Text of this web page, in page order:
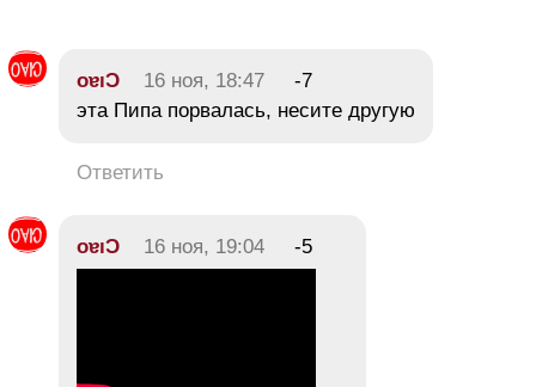
oɐıƆ 16 ноя, 18:47
-7
эта Пипа порвалась, несите другую
Ответить
oɐıƆ 16 ноя, 19:04 -5